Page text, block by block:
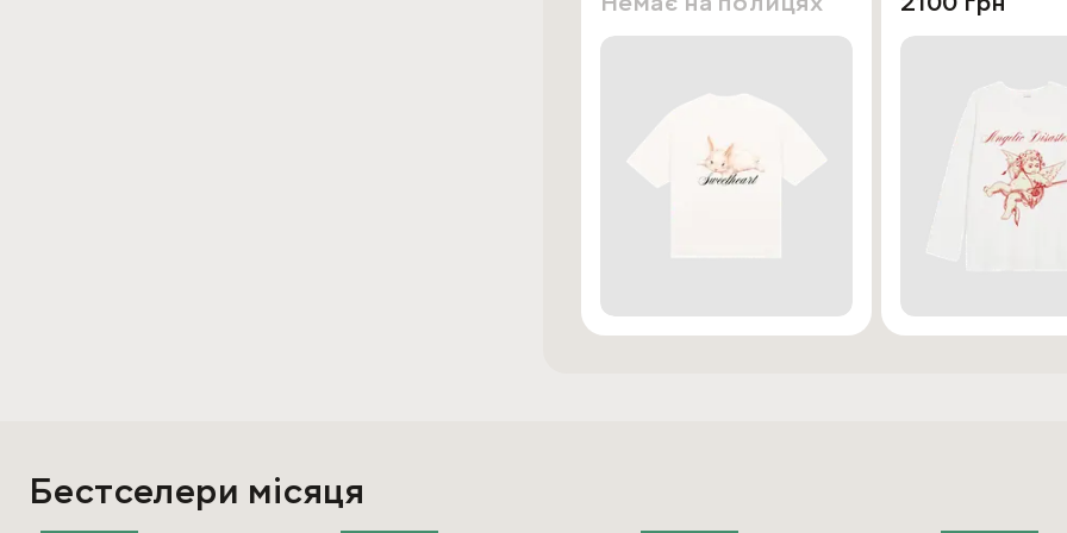
Лонгслів Sweetheart — неси любов у цей світ. Обирай
Колір: шампань (champagne).
Склад: 95% бавовни, 5% еластану.
Крій: oversize, універсальний розмір (one size).
Заміри: довжина — 71 см, ширина — 56 см, довжина
Бестселери місяця